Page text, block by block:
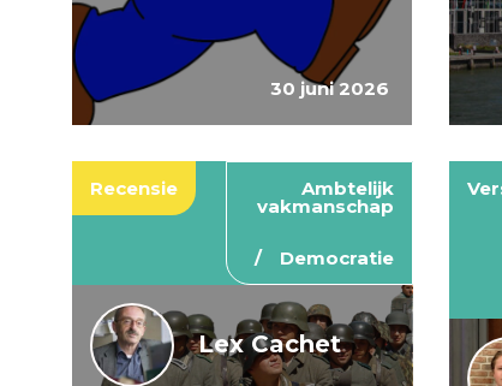
30 juni 2026
Recensie Ambtelijk
vakmanschap
Democratie
Lex Cachet